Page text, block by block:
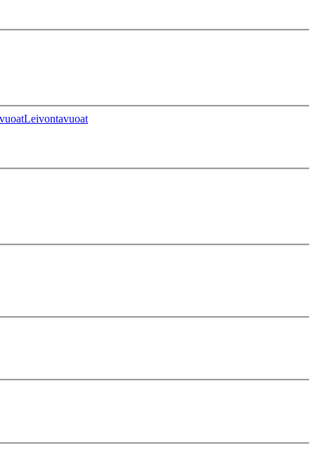
Leivontavuoat